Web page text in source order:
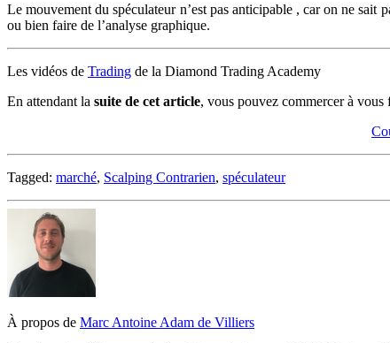
Le mouvement du spéculateur n’est pas anticipable , car on ne sait
ou bien faire de l’analyse graphique.
Les vidéos de Trading de la Diamond Trading Academy
En attendant la suite de cet article, vous pouvez commercer à
Tagged: marché, Scalping Contrarien, spéculateur
À propos de Marc Antoine Adam de Villiers